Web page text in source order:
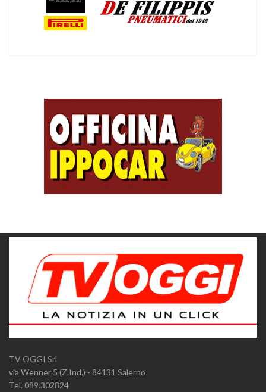
TV OGGI Srl
via Wenner 5 (Z.Ind.) - 84131 Salerno
Tel. 089.302824